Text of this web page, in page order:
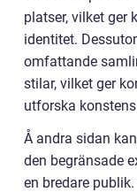
platser, vilket ger
identitet.
omfattande
stilar, vilket ger
utforska
Å andra sidan
den begränsade
en bredare